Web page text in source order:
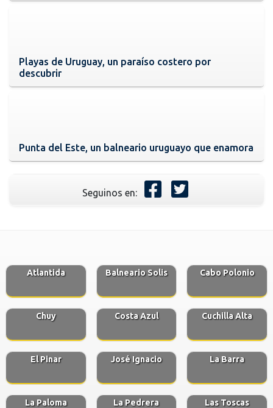
Playas de Uruguay, un paraíso costero por
descubrir
Punta del Este, un balneario uruguayo que enamora
Seguinos en:
Atlantida Balneario Solis Cabo Polonio
Chuy Costa Azul Cuchilla Alta
El Pinar José Ignacio La Barra
La Paloma La Pedrera Las Toscas